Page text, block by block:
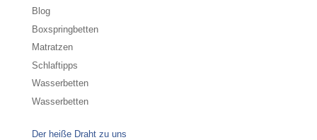
Blog
Boxspringbetten
Matratzen
Schlaftipps
Wasserbetten
Wasserbetten
Der heiße Draht zu uns